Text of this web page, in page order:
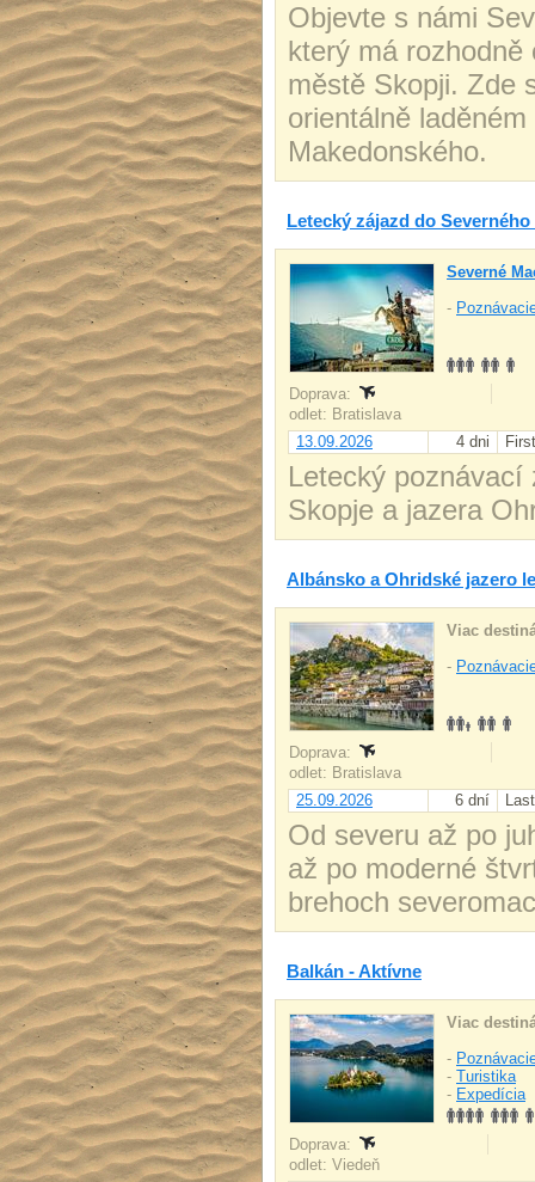
Objevte s námi
který má
městě Skopji. Zde
orientálně
Makedonského.
Letecký zájazd do
Severné
-
Doprava:
odlet: Bratislava
13.09.2026
4 dni
Letecký poznávací
Skopje a jazera
Albánsko a Ohridské jazero
Viac
-
Doprava:
odlet: Bratislava
25.09.2026
6 dní
Od severu až po
až po moderné
brehoch
Balkán - Aktívne
Viac
-
- Turistika
- Expedícia
Doprava:
odlet: Viedeň